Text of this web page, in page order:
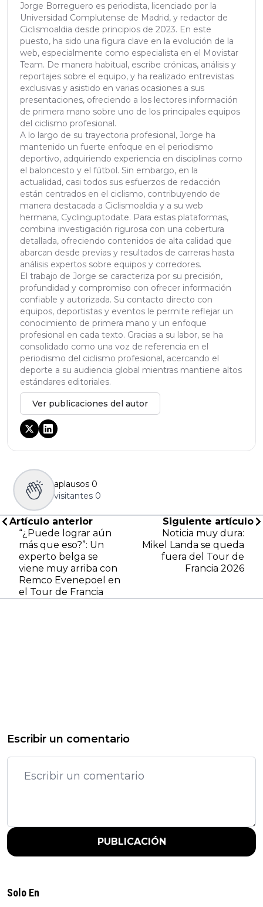
Jorge Borreguero es periodista, licenciado por la
Universidad Complutense de Madrid, y redactor de
Ciclismoaldia desde principios de 2023. En este
puesto, ha sido una figura clave en la evolución de la
web, especialmente como especialista en el Movistar
Team. De manera habitual, escribe crónicas, análisis y
reportajes sobre el equipo, y ha realizado entrevistas
exclusivas y asistido en varias ocasiones a sus
presentaciones, ofreciendo a los lectores información
de primera mano sobre uno de los principales equipos
del ciclismo profesional.
A lo largo de su trayectoria profesional, Jorge ha
mantenido un fuerte enfoque en el periodismo
deportivo, adquiriendo experiencia en disciplinas como
el baloncesto y el fútbol. Sin embargo, en la
actualidad, casi todos sus esfuerzos de redacción
están centrados en el ciclismo, contribuyendo de
manera destacada a Ciclismoaldia y a su web
hermana, Cyclinguptodate. Para estas plataformas,
combina investigación rigurosa con una cobertura
detallada, ofreciendo contenidos de alta calidad que
abarcan desde previas y resultados de carreras hasta
análisis expertos sobre equipos y corredores.
El trabajo de Jorge se caracteriza por su precisión,
profundidad y compromiso con ofrecer información
confiable y autorizada. Su contacto directo con
equipos, deportistas y eventos le permite reflejar un
conocimiento de primera mano y un enfoque
profesional en cada texto. Gracias a su labor, se ha
consolidado como una voz de referencia en el
periodismo del ciclismo profesional, acercando el
deporte a su audiencia global mientras mantiene altos
estándares editoriales.
Ver publicaciones del autor
aplausos 0
visitantes 0
Artículo anterior
“¿Puede lograr aún
más que eso?”: Un
experto belga se
viene muy arriba con
Remco Evenepoel en
el Tour de Francia
Siguiente artículo
Noticia muy dura:
Mikel Landa se queda
fuera del Tour de
Francia 2026
Escribir un comentario
PUBLICACIÓN
Solo En